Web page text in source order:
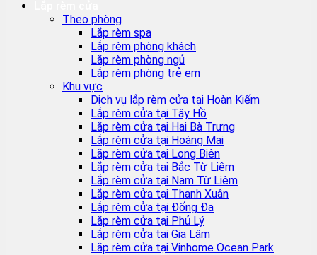
Theo phòng
Lắp rèm spa
Lắp rèm phòng khách
Lắp rèm phòng ngủ
Lắp rèm phòng trẻ em
Khu vực
Dịch vụ lắp rèm cửa tại Hoàn Kiếm
Lắp rèm cửa tại Tây Hồ
Lắp rèm cửa tại Hai Bà Trưng
Lắp rèm cửa tại Hoàng Mai
Lắp rèm cửa tại Long Biên
Lắp rèm cửa tại Bắc Từ Liêm
Lắp rèm cửa tại Nam Từ Liêm
Lắp rèm cửa tại Thanh Xuân
Lắp rèm cửa tại Đống Đa
Lắp rèm cửa tại Phủ Lý
Lắp rèm cửa tại Gia Lâm
Lắp rèm cửa tại Vinhome Ocean Park